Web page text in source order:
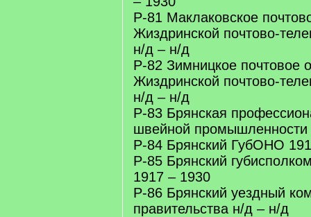
Р-81 Маклаковское
Жиздринской почтово-
н/д – н/д
Р-82 Зимницкое почтовое
Жиздринской почтово-
н/д – н/д
Р-83 Брянская
швейной промышленности
Р-84 Брянский ГубОНО
Р-85 Брянский
1917 – 1930
Р-86 Брянский уездный
правительства н/д – н/д